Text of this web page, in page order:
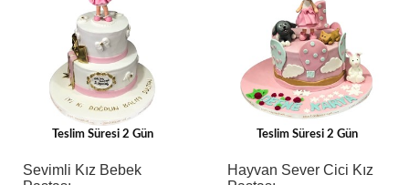
Teslim Süresi 2 Gün
Sevimli Kız Bebek
Teslim Süresi 2 Gün
Hayvan Sever Cici Kız